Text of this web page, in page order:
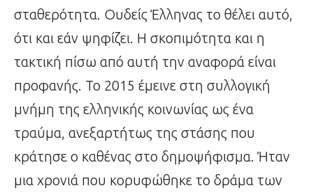
σταθερότητα. Ουδείς Έλληνας το θέλει αυτό,
ότι και εάν ψηφίζει. Η σκοπιμότητα και η
τακτική πίσω από αυτή την αναφορά είναι
προφανής. Το 2015 έμεινε στη συλλογική
μνήμη της ελληνικής κοινωνίας ως ένα
τραύμα, ανεξαρτήτως της στάσης που
κράτησε ο καθένας στο δημοψήφισμα. Ήταν
μια χρονιά που κορυφώθηκε το δράμα των